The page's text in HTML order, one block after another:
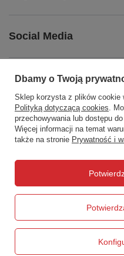
Social Media
508372615
CentrumWarsztatowe.pl,
W sklepie
Dbamy o Twoją
Sklep korzysta z plików cookie
Polityką dotyczącą cookies.
przechowywania lub dostępu
Więcej informacji na temat
także na stronie Prywatność i